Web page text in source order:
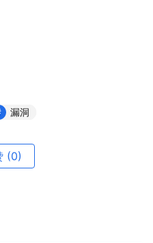
漏洞
(0)